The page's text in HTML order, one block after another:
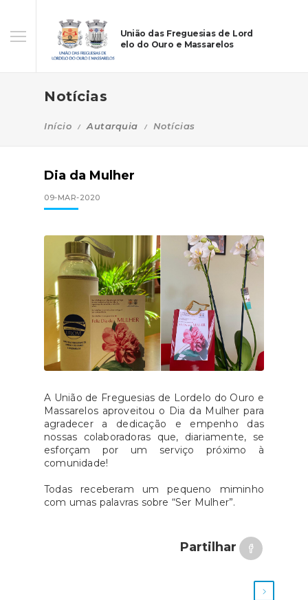
União das Freguesias de Lord
elo do Ouro e Massarelos
Notícias
Início Autarquia Notícias
Dia da Mulher
09-MAR-2020
A União de Freguesias de Lordelo do Ouro e
Massarelos aproveitou o Dia da Mulher para
agradecer a dedicação e empenho das
nossas colaboradoras que, diariamente, se
esforçam por um serviço próximo à
comunidade!
Todas receberam um pequeno miminho
com umas palavras sobre “Ser Mulher”.
Partilhar